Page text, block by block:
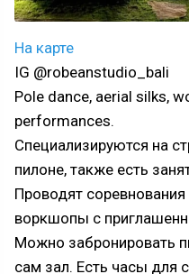
На карте
IG @robeanstudio_bali
Pole dance, aerial silks,
performances.
Специализируются на
пилоне, также есть
Проводят
воркшопы с
Можно забронировать
сам зал. Есть часы для